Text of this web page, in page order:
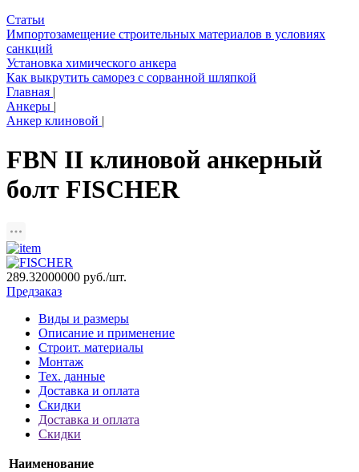
Статьи
Импортозамещение строительных материалов в условиях
санкций
Установка химического анкера
Как выкрутить саморез с сорванной шляпкой
Главная |
Анкеры |
Анкер клиновой |
FBN II клиновой анкерный
болт FISCHER
289.32000000 руб./шт.
Предзаказ
Виды и размеры
Описание и применение
Строит. материалы
Монтаж
Тех. данные
Доставка и оплата
Скидки
Доставка и оплата
Скидки
Наименование